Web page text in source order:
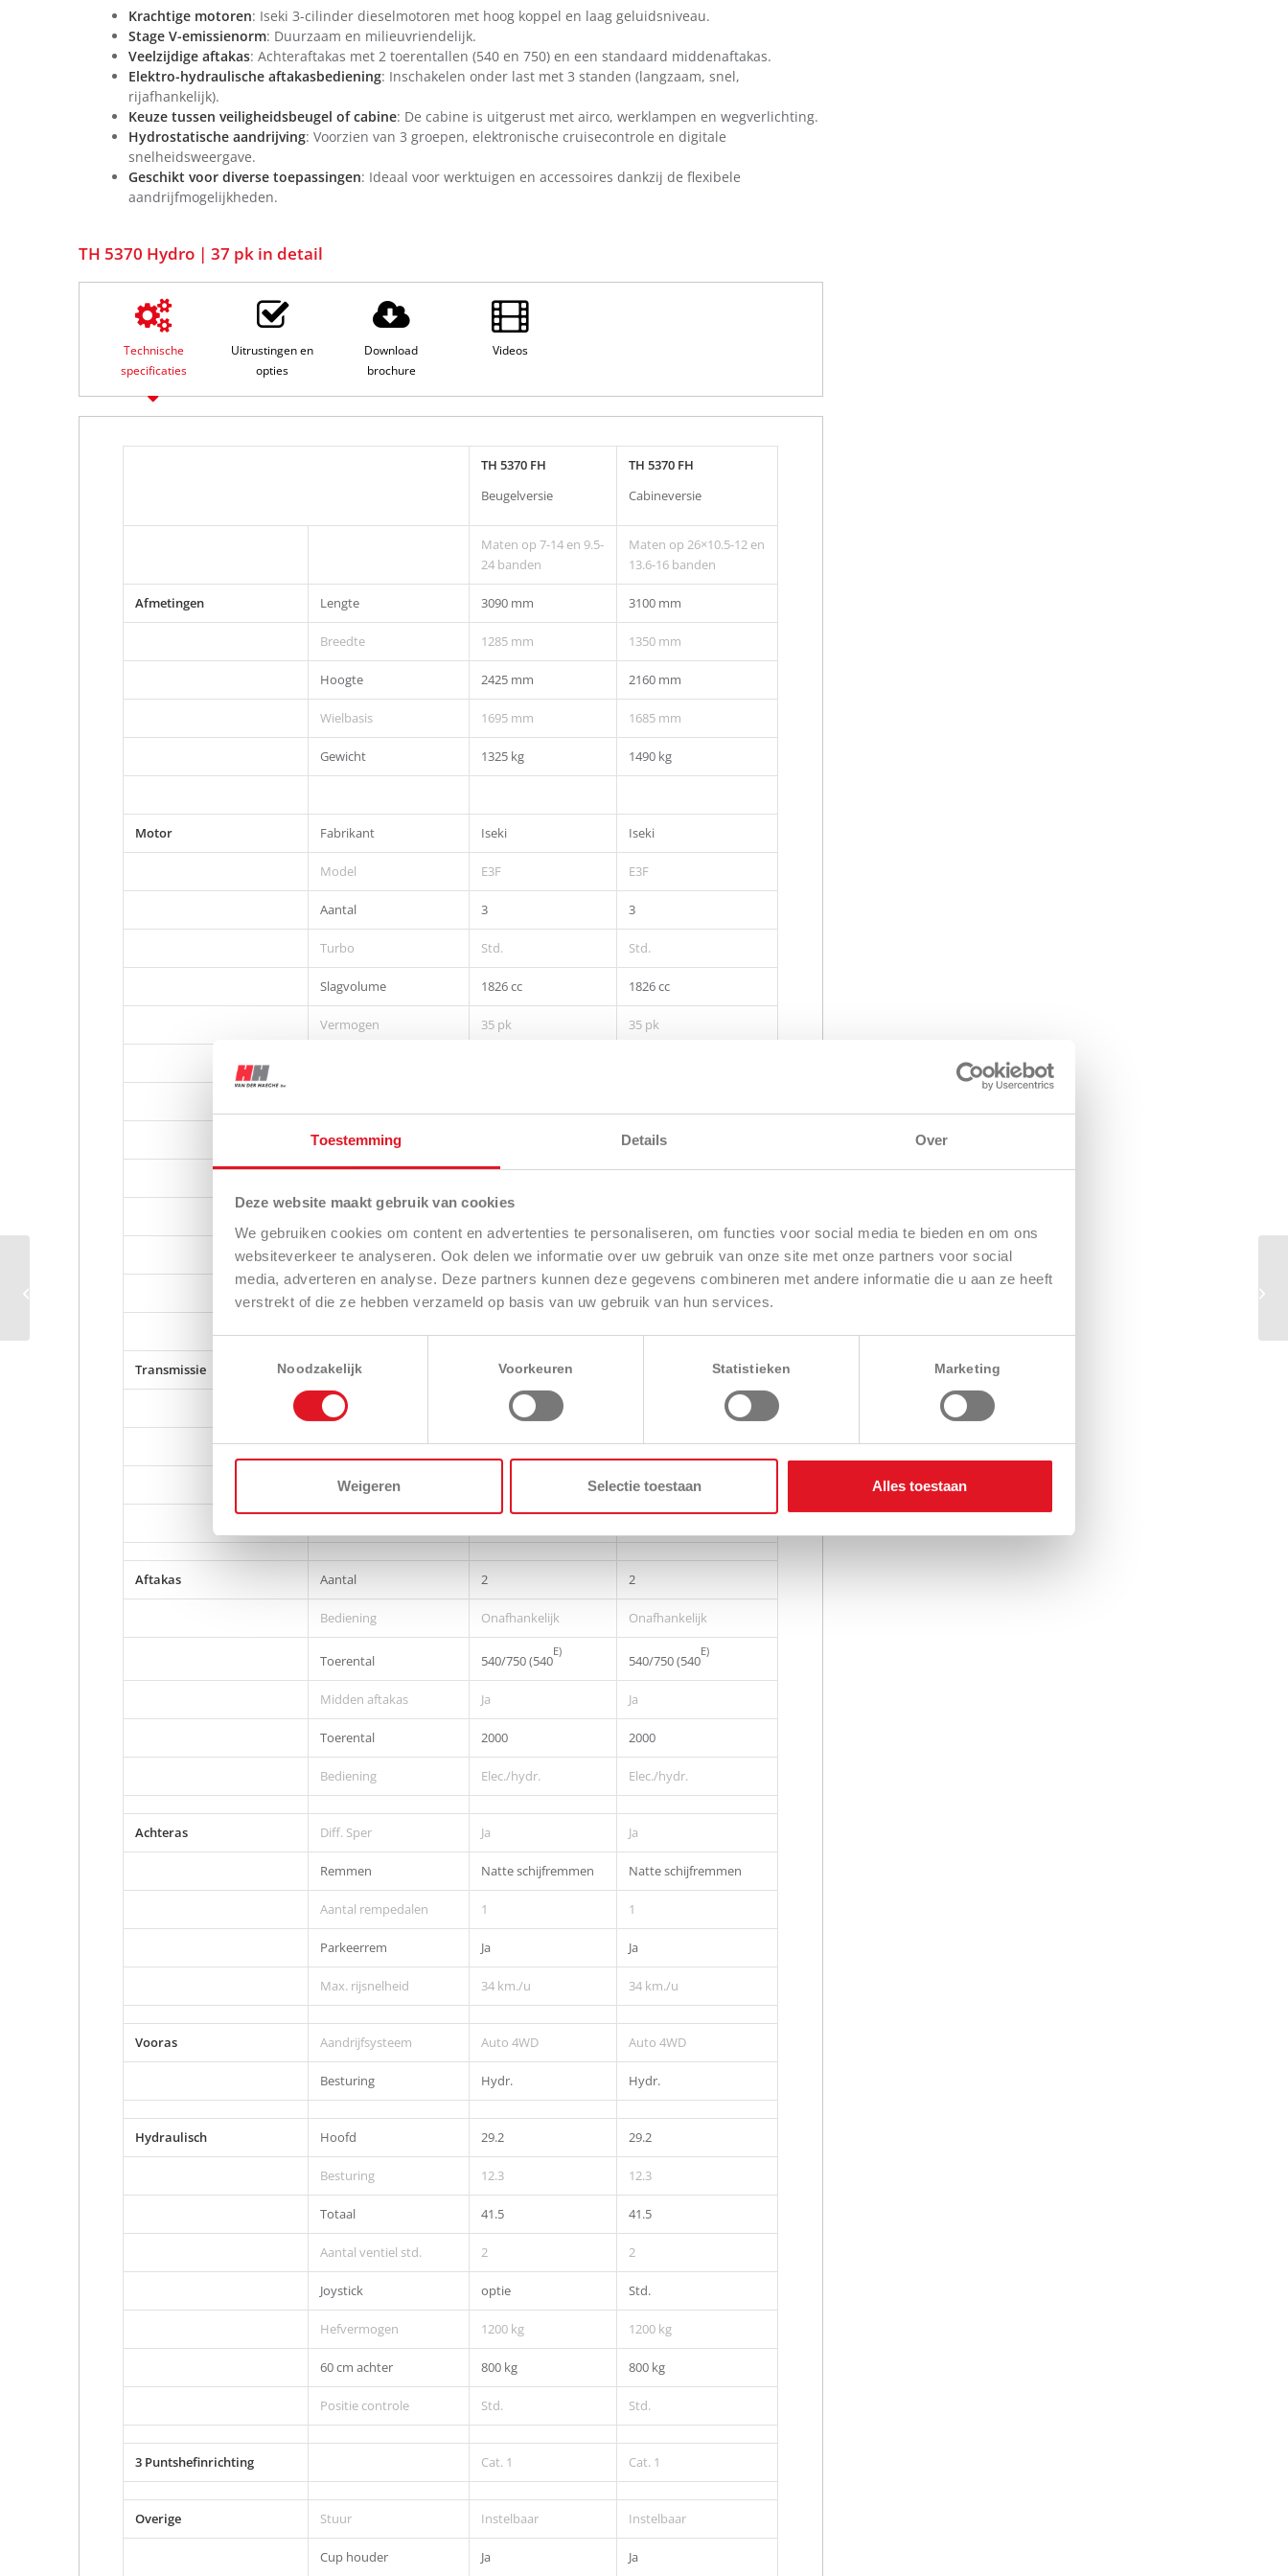
Toestemming Details Over
Deze website maakt gebruik van cookies
We gebruiken cookies om content en advertenties te personaliseren, om functies voor social media te bieden en om ons
websiteverkeer te analyseren. Ook delen we informatie over uw gebruik van onze site met onze partners voor social
media, adverteren en analyse. Deze partners kunnen deze gegevens combineren met andere informatie die u aan ze heeft
verstrekt of die ze hebben verzameld op basis van uw gebruik van hun services.
Noodzakelijk Voorkeuren Statistieken Marketing
Weigeren Selectie toestaan Alles toestaan
Krachtige motoren: Iseki 3-cilinder dieselmotoren met hoog koppel en laag geluidsniveau.
Stage V-emissienorm: Duurzaam en milieuvriendelijk.
Veelzijdige aftakas: Achteraftakas met 2 toerentallen (540 en 750) en een standaard middenaftakas.
Elektro-hydraulische aftakasbediening: Inschakelen onder last met 3 standen (langzaam, snel,
rijafhankelijk).
Keuze tussen veiligheidsbeugel of cabine: De cabine is uitgerust met airco, werklampen en wegverlichting.
Hydrostatische aandrijving: Voorzien van 3 groepen, elektronische cruisecontrole en digitale
snelheidsweergave.
Geschikt voor diverse toepassingen: Ideaal voor werktuigen en accessoires dankzij de flexibele
aandrijfmogelijkheden.
TH 5370 Hydro | 37 pk in detail
Technische
specificaties
Uitrustingen en
opties
Download
brochure
Videos
TH 5370 FH
Beugelversie
TH 5370 FH
Cabineversie
Maten op 7-14 en 9.5-
24 banden
Maten op 26×10.5-12 en
13.6-16 banden
Afmetingen Lengte 3090 mm 3100 mm
Breedte 1285 mm 1350 mm
Hoogte 2425 mm 2160 mm
Wielbasis 1695 mm 1685 mm
Gewicht 1325 kg 1490 kg
Motor Fabrikant Iseki Iseki
Model E3F E3F
Aantal 3 3
Turbo Std. Std.
Slagvolume 1826 cc 1826 cc
Vermogen 35 pk 35 pk
Emissie Stage V
Tankinhoud 36 liter 36 liter
Dynamo 75 A 60 A
Transmissie HST Servo
Aantal groepen
Aantal pedalen 1 1
Ja
Aftakas Aantal 2 2
Bediening Onafhankelijk Onafhankelijk
Toerental 540/750 (540
E)
540/750 (540
E)
Midden aftakas Ja Ja
Toerental 2000 2000
Bediening Elec./hydr. Elec./hydr.
Achteras Diff. Sper Ja Ja
Remmen Natte schijfremmen Natte schijfremmen
Aantal rempedalen 1 1
Parkeerrem Ja Ja
Max. rijsnelheid 34 km./u 34 km./u
Vooras Aandrijfsysteem Auto 4WD Auto 4WD
Besturing Hydr. Hydr.
Hydraulisch Hoofd 29.2 29.2
Besturing 12.3 12.3
Totaal 41.5 41.5
Aantal ventiel std. 2 2
Joystick optie Std.
Hefvermogen 1200 kg 1200 kg
60 cm achter 800 kg 800 kg
Positie controle Std. Std.
3 Puntshefinrichting Cat. 1 Cat. 1
Overige Stuur Instelbaar Instelbaar
Cup houder Ja Ja